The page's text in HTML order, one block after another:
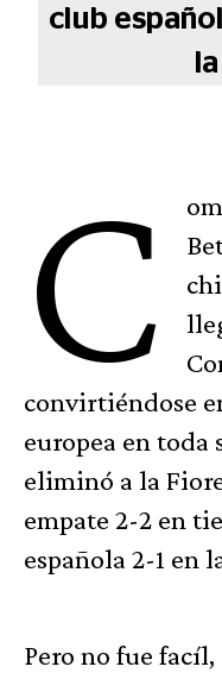
club
C
convirtiéndose
europea en toda
eliminó a la
empate 2-2 en
española 2-1 en
Pero no fue